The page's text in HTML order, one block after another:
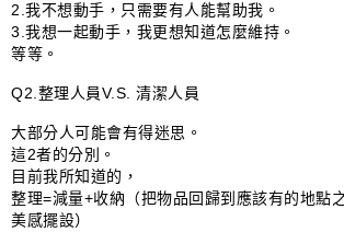
2.我不想動手，只需要有人能幫助我。
3.我想一起動手，我更想知道怎麼維持。
等等。
Q2.整理人員V.S. 清潔人員
大部分人可能會有得迷思。
這2者的分別。
目前我所知道的，
整理=減量+收納（把物品回歸到應該有的地點
美感擺設）